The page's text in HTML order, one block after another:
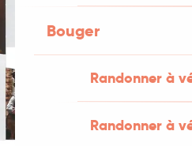
Bouger
Randonner à
Randonner à